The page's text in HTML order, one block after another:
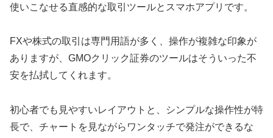
使いこなせる直感的な取引ツールとスマホアプリです。
FXや株式の取引は専門用語が多く、操作が複雑な印象が
ありますが、GMOクリック証券のツールはそういった不
安を払拭してくれます。
初心者でも見やすいレイアウトと、シンプルな操作性が特
長で、チャートを見ながらワンタッチで発注ができるな